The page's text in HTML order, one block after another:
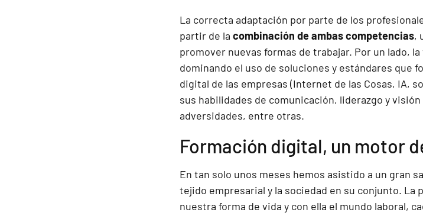
La correcta adaptación por parte de los
partir de la combinación de ambas competencias,
promover nuevas formas de trabajar. Por un lado,
dominando el uso de soluciones y estándares que
digital de las empresas (Internet de las Cosas, IA,
sus habilidades de comunicación, liderazgo y
adversidades, entre otras.
Formación digital, un motor
En tan solo unos meses hemos asistido a un gran
tejido empresarial y la sociedad en su conjunto.
nuestra forma de vida y con ella el mundo laboral,